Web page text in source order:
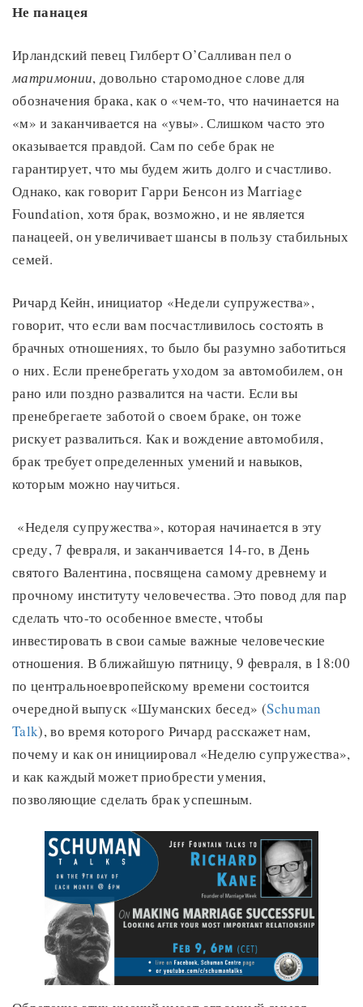
Не панацея
Ирландский певец Гилберт О’Салливан пел о
матримонии, довольно старомодное слове для
обозначения брака, как о «чем-то, что начинается на
«м» и заканчивается на «увы». Слишком часто это
оказывается правдой. Сам по себе брак не
гарантирует, что мы будем жить долго и счастливо.
Однако, как говорит Гарри Бенсон из Marriage
Foundation, хотя брак, возможно, и не является
панацеей, он увеличивает шансы в пользу стабильных
семей.
Ричард Кейн, инициатор «Недели супружества»,
говорит, что если вам посчастливилось состоять в
брачных отношениях, то было бы разумно заботиться
о них. Если пренебрегать уходом за автомобилем, он
рано или поздно развалится на части. Если вы
пренебрегаете заботой о своем браке, он тоже
рискует развалиться. Как и вождение автомобиля,
брак требует определенных умений и навыков,
которым можно научиться.
«Неделя супружества», которая начинается в эту
среду, 7 февраля, и заканчивается 14-го, в День
святого Валентина, посвящена самому древнему и
прочному институту человечества. Это повод для пар
сделать что-то особенное вместе, чтобы
инвестировать в свои самые важные человеческие
отношения. В ближайшую пятницу, 9 февраля, в 18:00
по центральноевропейскому времени состоится
очередной выпуск «Шуманских бесед» (Schuman
Talk), во время которого Ричард расскажет нам,
почему и как он инициировал «Неделю супружества»,
и как каждый может приобрести умения,
позволяющие сделать брак успешным.